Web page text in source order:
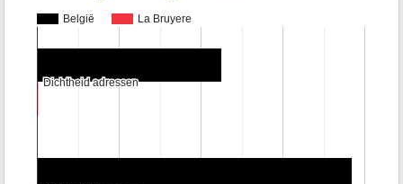
België La Bruyere
Dichtheid adressen
Dichtheid adressen